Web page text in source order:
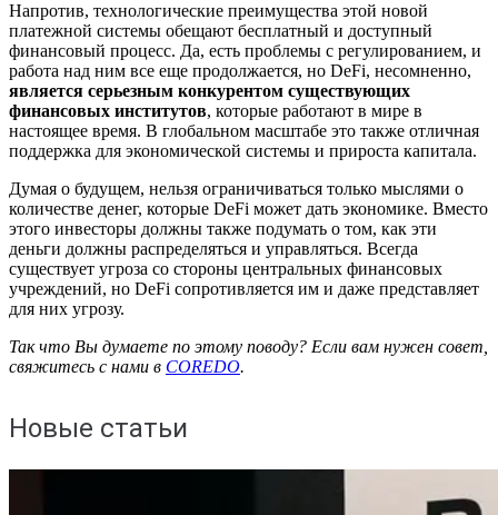
Напротив, технологические преимущества этой новой
платежной системы обещают бесплатный и доступный
финансовый процесс. Да, есть проблемы с регулированием, и
работа над ним все еще продолжается, но DeFi, несомненно,
является серьезным конкурентом существующих
финансовых институтов, которые работают в мире в
настоящее время. В глобальном масштабе это также отличная
поддержка для экономической системы и прироста капитала.
Думая о будущем, нельзя ограничиваться только мыслями о
количестве денег, которые DeFi может дать экономике. Вместо
этого инвесторы должны также подумать о том, как эти
деньги должны распределяться и управляться. Всегда
существует угроза со стороны центральных финансовых
учреждений, но DeFi сопротивляется им и даже представляет
для них угрозу.
Так что Вы думаете по этому поводу? Если вам нужен совет,
свяжитесь с нами в COREDO.
Новые статьи